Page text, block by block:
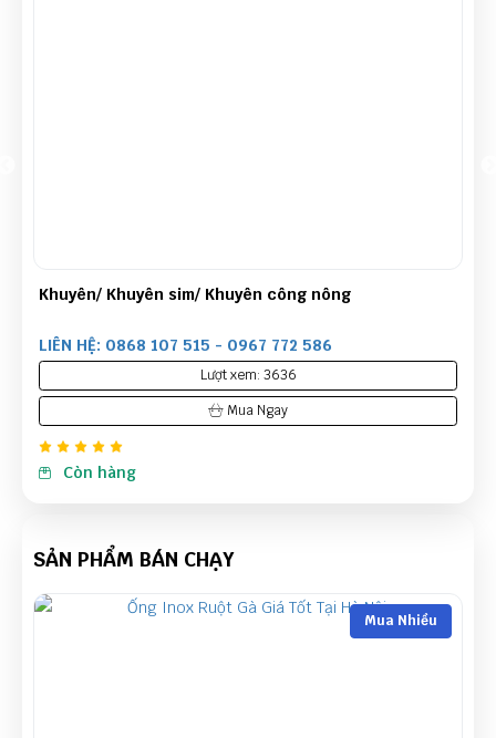
Trợ Lực Ren Ngoài
LIÊN HỆ: 0868 107 515 - 0967 772 586
Lượt xem: 3512
Mua Ngay
Còn hàng
SẢN PHẨM BÁN CHẠY